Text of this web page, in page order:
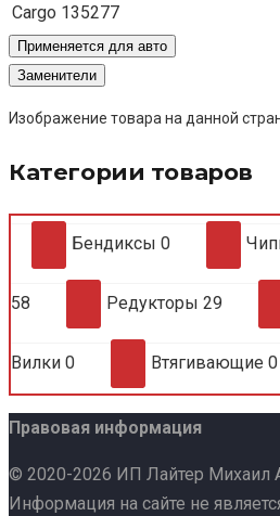
Cargo 135277
Применяется для авто
Заменители
Изображение товара на данной
Категории товаров
Бендиксы 0
58 Редукторы 29
Вилки 0 Втягивающие 0
Правовая информация
© 2020-2026 ИП Лайтер Михаил
Информация на сайте не